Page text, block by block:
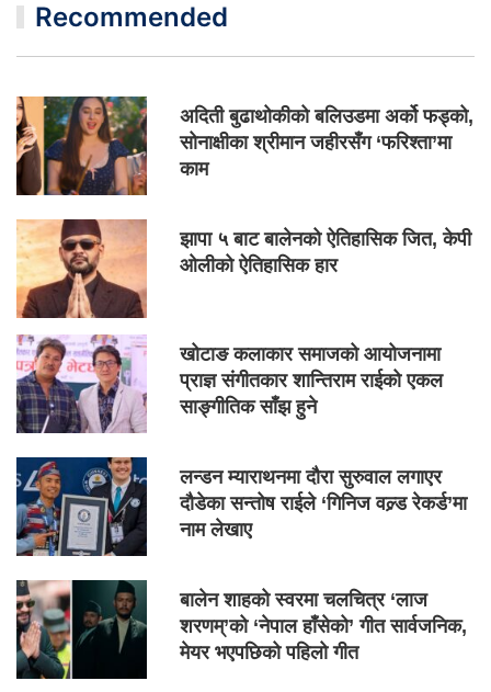
Recommended
अदिती बुढाथोकीको बलिउडमा अर्को फड्को,
सोनाक्षीका श्रीमान जहीरसँग ‘फरिश्ता’मा
काम
झापा ५ बाट बालेनको ऐतिहासिक जित, केपी
ओलीको ऐतिहासिक हार
खोटाङ कलाकार समाजको आयोजनामा
प्राज्ञ संगीतकार शान्तिराम राईको एकल
साङ्गीतिक साँझ हुने
लन्डन म्याराथनमा दौरा सुरुवाल लगाएर
दौडेका सन्तोष राईले ‘गिनिज वल्र्ड रेकर्ड’मा
नाम लेखाए
बालेन शाहको स्वरमा चलचित्र ‘लाज
शरणम्’को ‘नेपाल हाँसेको’ गीत सार्वजनिक,
मेयर भएपछिको पहिलो गीत